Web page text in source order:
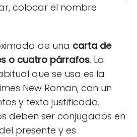
colocar el nombre
de una carta de
o cuatro párrafos. La
que se usa es la
New Roman, con un
y texto justificado.
deben ser conjugados en
presente y es